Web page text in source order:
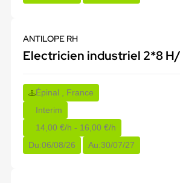
ANTILOPE RH
Electricien industriel 2*8
Épinal , France
Interim
14,00 €/h - 16,00 €/h
Du:06/08/26 Au:30/07/27